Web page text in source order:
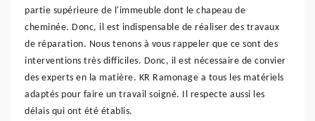
partie supérieure de l'immeuble dont le chapeau de
cheminée. Donc, il est indispensable de réaliser des travaux
de réparation. Nous tenons à vous rappeler que ce sont des
interventions très difficiles. Donc, il est nécessaire de convier
des experts en la matière. KR Ramonage a tous les matériels
adaptés pour faire un travail soigné. Il respecte aussi les
délais qui ont été établis.